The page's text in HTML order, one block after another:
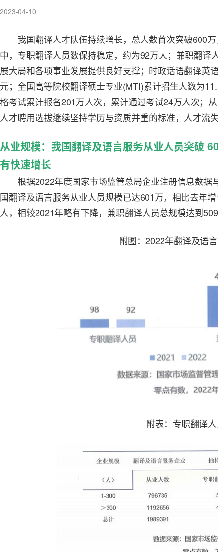
2023-04-10
我国翻译人才队伍持续增长，总人数首次突破600
中，专职翻译人员数保持稳定，约为92万人；兼职翻译
展大局和各项事业发展提供良好支撑；时政话语翻译英
元；全国高等院校翻译硕士专业(MTI)累计招生人数为
格考试累计报名201万人次，累计通过考试24万人次；
人才聘用选拔继续坚持学历与资质并重的标准，人才流
从业规模：我国翻译及语言服务从业人员突破
有快速增长
根据2022年度国家市场监管总局企业注册信息数
国翻译及语言服务从业人员规模已达601万，相比去年
人，相较2021年略有下降，兼职翻译人员总规模达到
附图：2022年翻译及语
附表：专职翻译